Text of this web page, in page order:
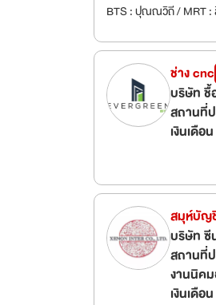
BTS : ปุณณวิถี / MRT :
ช่าง cnc
บริษัท ชื้
สถานที่
เงินเดือ
สมุห์บัญ
บริษัท ซี
สถานที่
งานนิค
เงินเดือ